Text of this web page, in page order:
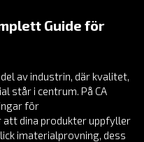
Guide för
av industrin, där kvalitet,
står i centrum. På CA
för
dina produkter uppfyller
imaterialprovning, dess